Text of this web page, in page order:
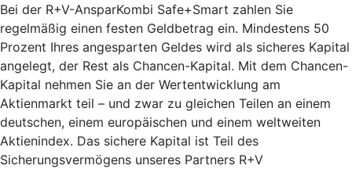
Bei der R+V-AnsparKombi Safe+Smart zahlen Sie
regelmäßig einen festen Geldbetrag ein. Mindestens 50
Prozent Ihres angesparten Geldes wird als sicheres Kapital
angelegt, der Rest als Chancen-Kapital. Mit dem Chancen-
Kapital nehmen Sie an der Wertentwicklung am
Aktienmarkt teil – und zwar zu gleichen Teilen an einem
deutschen, einem europäischen und einem weltweiten
Aktienindex. Das sichere Kapital ist Teil des
Sicherungsvermögens unseres Partners R+V